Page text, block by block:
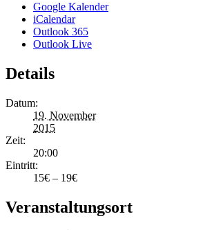
Google Kalender
iCalendar
Outlook 365
Outlook Live
Details
Datum:
19. November
2015
Zeit:
20:00
Eintritt:
15€ – 19€
Veranstaltungsort